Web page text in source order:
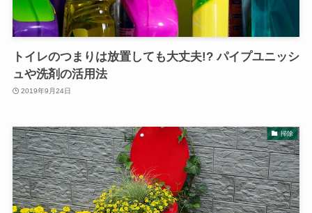
トイレのつまりは放置しても大丈夫!? パイプユニッシ
ュや洗剤の活用法
2019年9月24日
掃除